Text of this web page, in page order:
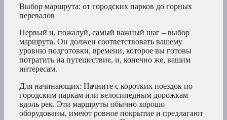
Выбор маршрута: от городских парков до горных
перевалов
Первый и, пожалуй, самый важный шаг – выбор
маршрута. Он должен соответствовать вашему
уровню подготовки, времени, которое вы готовы
потратить на путешествие, и, конечно же, вашим
интересам.
Для начинающих: Начните с коротких поездок по
городским паркам или велосипедным дорожкам
вдоль рек. Эти маршруты обычно хорошо
оборудованы, имеют ровное покрытие и предлагают